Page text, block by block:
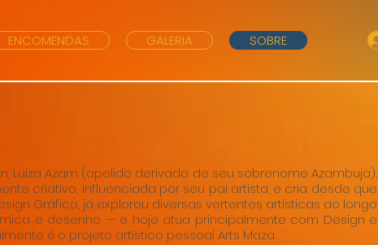
ENCOMENDAS GALERIA SOBRE
Luiza Azam (apelido derivado de seu sobrenome Azambuja),
criativo, influenciada por seu pai artista, e cria desde que
Gráfico, já explorou diversas vertentes artísticas ao longo
e desenho — e hoje atua principalmente com Design e
é o projeto artístico pessoal Arts Maza.